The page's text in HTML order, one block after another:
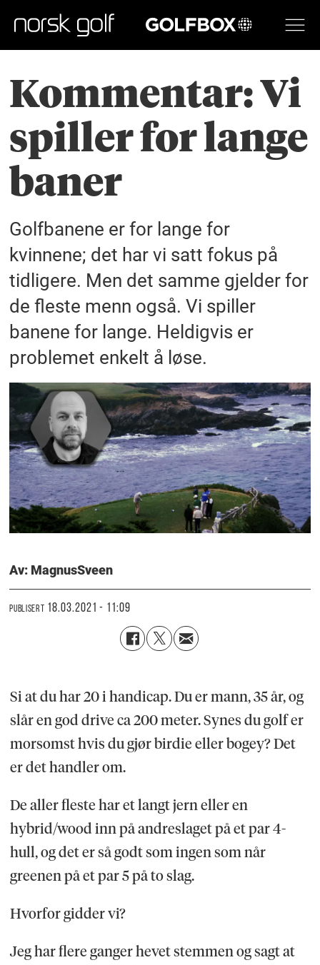
GOLFBOX
Kommentar: Vi
spiller for lange
baner
Golfbanene er for lange for
kvinnene; det har vi satt fokus på
tidligere. Men det samme gjelder for
de fleste menn også. Vi spiller
banene for lange. Heldigvis er
problemet enkelt å løse.
Av: MagnusSveen
PUBLISERT 18.03.2021 - 11:09
Si at du har 20 i handicap. Du er mann, 35 år, og
slår en god drive ca 200 meter. Synes du golf er
morsomst hvis du gjør birdie eller bogey? Det
er det handler om.
De aller fleste har et langt jern eller en
hybrid/wood inn på andreslaget på et par 4-
hull, og det er så godt som ingen som når
greenen på et par 5 på to slag.
Hvorfor gidder vi?
Jeg har flere ganger hevet stemmen og sagt at